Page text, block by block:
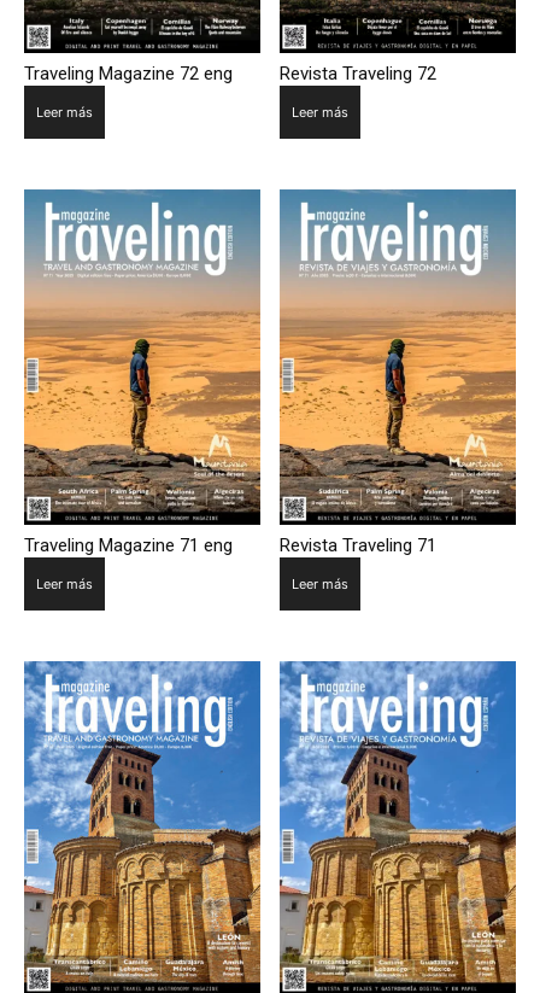
Traveling Magazine 72 eng
Leer más
Revista Traveling 72
Leer más
Traveling Magazine 71 eng
Leer más
Revista Traveling 71
Leer más